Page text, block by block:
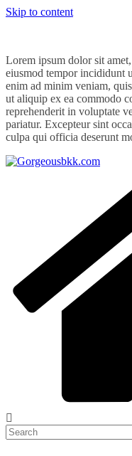
Skip to content
Lorem ipsum dolor sit
eiusmod tempor incididunt
enim ad minim veniam,
ut aliquip ex ea commodo
reprehenderit in voluptate
pariatur. Excepteur sint
culpa qui officia deserunt